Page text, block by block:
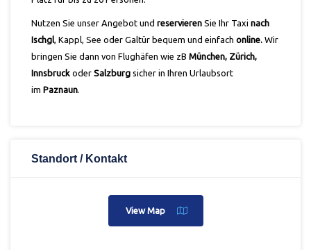
Nutzen Sie unser Angebot und reservieren Sie Ihr Taxi nach
Ischgl, Kappl, See oder Galtür bequem und einfach online. Wir
bringen Sie dann von Flughäfen wie zB München, Zürich,
Innsbruck oder Salzburg sicher in Ihren Urlaubsort
im Paznaun.
Standort / Kontakt
View Map